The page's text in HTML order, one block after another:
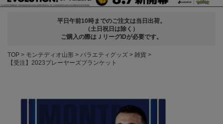
平日午前10時までのご注文は当日出荷。
（土日祝日は除く）
ご購入の際はＪリーグIDが必要です。
TOP モンテディオ山形 バラエティグッズ
雑貨
【受注】2023プレーヤーズブランケット